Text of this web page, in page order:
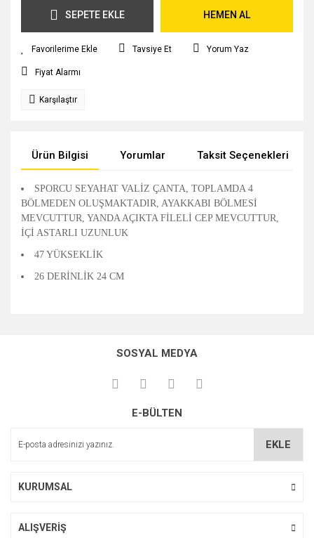
SEPETE EKLE HEMEN AL
Tavsiye Et Yorum Yaz
Fiyat Alarmı
Karşılaştır
Ürün Bilgisi Yorumlar Taksit Seçenekleri
SPORCU SEYAHAT VALİZ ÇANTA, TOPLAMDA 4
BÖLMEDEN OLUŞMAKTADIR, AYAKKABI BÖLMESİ
MEVCUTTUR, YANDA AÇIKTA FİLELİ CEP MEVCUTTUR,
İÇİ ASTARLI UZUNLUK
47 YÜKSEKLİK
26 DERİNLİK 24 CM
kullanarak tarafımıza iletebilirsiniz.
Görüş ve önerileriniz için teşekkür ederiz.
Ürün açıklamasında eksik bilgiler bulunuyor.
SOSYAL MEDYA
E-BÜLTEN
EKLE
KURUMSAL
ALIŞVERİŞ